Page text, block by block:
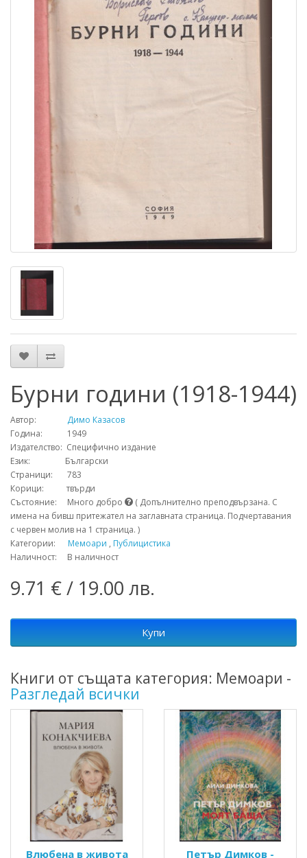
Бурни години (1918-1944)
Автор:
Димо Казасов
Година: 1949
Издателство: Специфично издание
Език: Български
Страници: 783
Корици: твърди
Състояние: Много добро
( Допълнително преподвързана. С
имена на бивш притежател на заглавната страница. Подчертавания
с червен молив на 1 страница. )
Категории: Мемоари , Публицистика
Наличност: В наличност
9.71 € / 19.00 лв.
Купи
Книги от същата категория: Мемоари -
Разгледай всички
Влюбена в живота Петър Димков -